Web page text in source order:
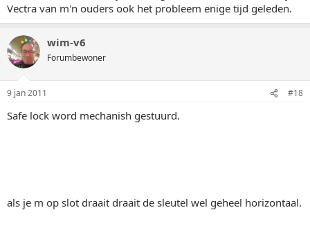
Vectra van m'n ouders ook het probleem enige tijd geleden.
wim-v6
Forumbewoner
9 jan 2011 #18
Safe lock word mechanish gestuurd.
als je m op slot draait draait de sleutel wel geheel horizontaal.